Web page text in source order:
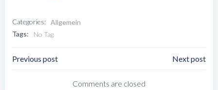
Categories: Allgemein
Tags:
No Tag
Post
Navigation
Previous post
Navigation
Next post
Comments are closed